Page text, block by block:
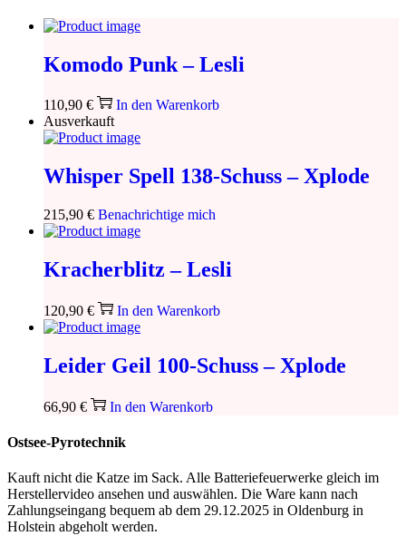
Komodo Punk – Lesli
110,90 €
In den Warenkorb
Ausverkauft
Whisper Spell 138-Schuss – Xplode
215,90 € Benachrichtige mich
Kracherblitz – Lesli
120,90 € In den Warenkorb
Leider Geil 100-Schuss – Xplode
66,90 € In den Warenkorb
Ostsee-Pyrotechnik
Kauft nicht die Katze im Sack. Alle Batteriefeuerwerke gleich im
Herstellervideo ansehen und auswählen. Die Ware kann nach
Zahlungseingang bequem ab dem 29.12.2025 in Oldenburg in
Holstein abgeholt werden.